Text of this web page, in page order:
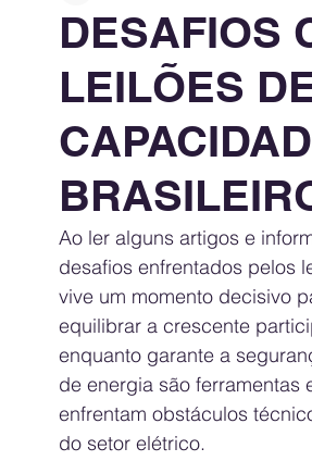
Energy Storage Ranking United States Policy
Companies Corporate
DESAFIOS
LEILÕES
Ao ler alguns artigos e
desafios enfrentados pelos
vive um momento decisivo
equilibrar a crescente
enquanto garante a
de energia são
enfrentam obstáculos
do setor elétrico.